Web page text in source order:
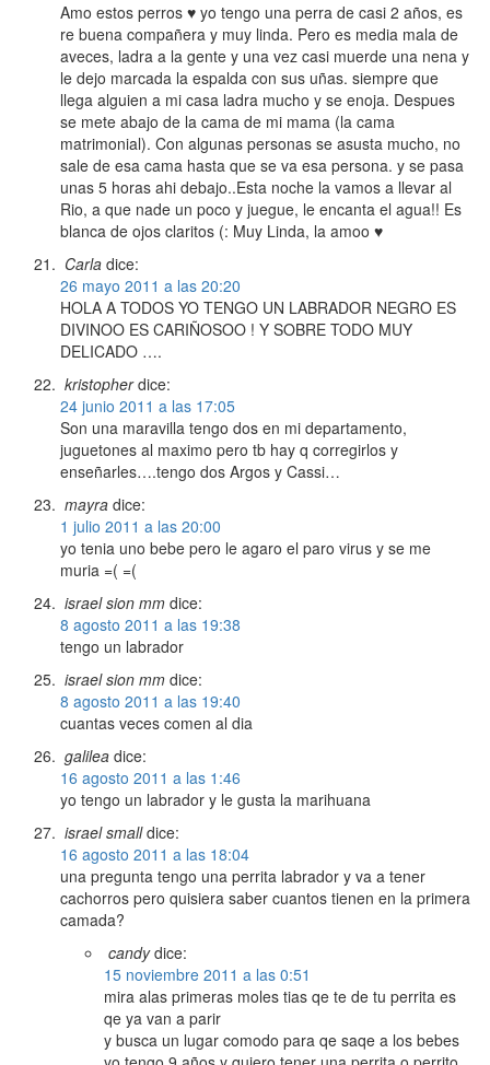
Amo estos perros ♥ yo tengo una perra de casi 2 años, es
re buena compañera y muy linda. Pero es media mala de
aveces, ladra a la gente y una vez casi muerde una nena y
le dejo marcada la espalda con sus uñas. siempre que
llega alguien a mi casa ladra mucho y se enoja. Despues
se mete abajo de la cama de mi mama (la cama
matrimonial). Con algunas personas se asusta mucho, no
sale de esa cama hasta que se va esa persona. y se pasa
unas 5 horas ahi debajo..Esta noche la vamos a llevar al
Rio, a que nade un poco y juegue, le encanta el agua!! Es
blanca de ojos claritos (: Muy Linda, la amoo ♥
Carla dice:
26 mayo 2011 a las 20:20
HOLA A TODOS YO TENGO UN LABRADOR NEGRO ES
DIVINOO ES CARIÑOSOO ! Y SOBRE TODO MUY
DELICADO ….
kristopher dice:
24 junio 2011 a las 17:05
Son una maravilla tengo dos en mi departamento,
juguetones al maximo pero tb hay q corregirlos y
enseñarles….tengo dos Argos y Cassi…
mayra dice:
1 julio 2011 a las 20:00
yo tenia uno bebe pero le agaro el paro virus y se me
muria =( =(
israel sion mm dice:
8 agosto 2011 a las 19:38
tengo un labrador
israel sion mm dice:
8 agosto 2011 a las 19:40
cuantas veces comen al dia
galilea dice:
16 agosto 2011 a las 1:46
yo tengo un labrador y le gusta la marihuana
israel small dice:
16 agosto 2011 a las 18:04
una pregunta tengo una perrita labrador y va a tener
cachorros pero quisiera saber cuantos tienen en la primera
camada?
candy dice:
15 noviembre 2011 a las 0:51
mira alas primeras moles tias qe te de tu perrita es
qe ya van a parir
y busca un lugar comodo para qe saqe a los bebes